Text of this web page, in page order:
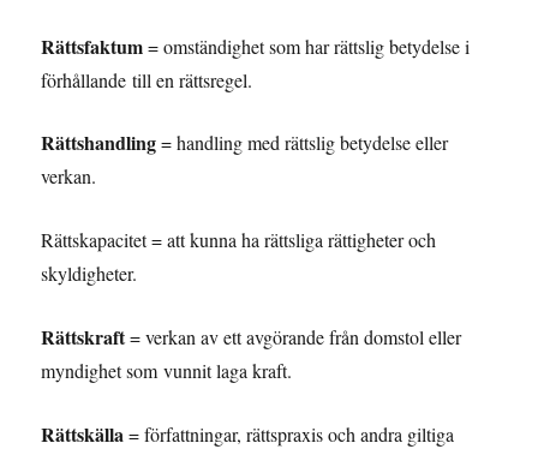
Rättsfaktum= omständighet som har rättslig betydelse i
förhållande till en rättsregel.
Rättshandling= handling med rättslig betydelse eller
verkan.
Rättskapacitet = att kunna ha rättsliga rättigheter och
skyldigheter.
Rättskraft= verkan av ett avgörande från domstol eller
myndighet som vunnit laga kraft.
Rättskälla= författningar, rättspraxis och andra giltiga